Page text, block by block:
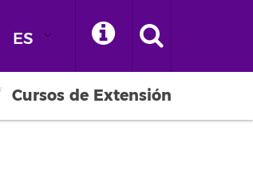
ES
Cursos de Extensión